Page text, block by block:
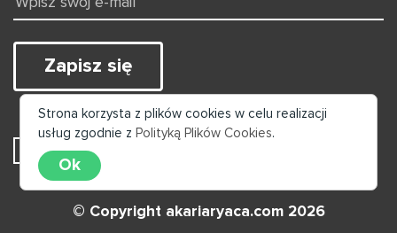
Strona korzysta z plików cookies w celu realizacji
usług zgodnie zPolityką Plików Cookies.
Ok
Zapisz się
Wyrażam zgodę na przetwarzanie moich danych
© Copyright akariaryaca.com 2026